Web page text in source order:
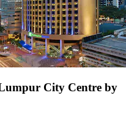
City Centre by